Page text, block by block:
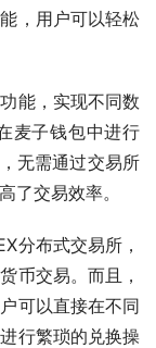
，用户可以轻松
能，实现不同数
麦子钱包中进行
无需通过交易所
了交易效率。
分布式交易所，
币交易。而且，
可以直接在不同
行繁琐的兑换操